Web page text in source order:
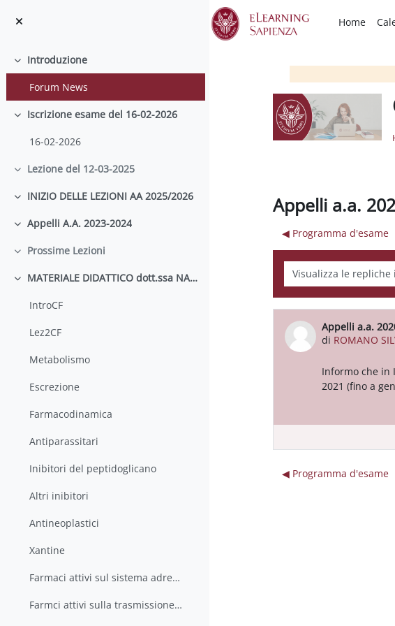
Home
Minimizza
Introduzione
Forum News
Minimizza
Iscrizione esame del 16-02-2026
16-02-2026
Minimizza
Lezione del 12-03-2025
Minimizza
INIZIO DELLE LEZIONI AA 2025/2026
Minimizza
Appelli A.A. 2023-2024
Minimizza
Prossime Lezioni
Minimizza MATERIALE DIDATTICO dott.ssa NALLI
IntroCF
Lez2CF
Metabolismo
Escrezione
Farmacodinamica
Antiparassitari
Inibitori del peptidoglicano
Altri inibitori
Antineoplastici
Xantine
Farmaci attivi sul sistema adrenergico
Farmci attivi sulla trasmissione colinergica
Appelli a.a.
◀︎ Programma d'esame
Modalità visualizzazione
Appelli a.a.
di ROMANO
Numero di
Informo che in
2021 (fino a
◀︎ Programma d'esame